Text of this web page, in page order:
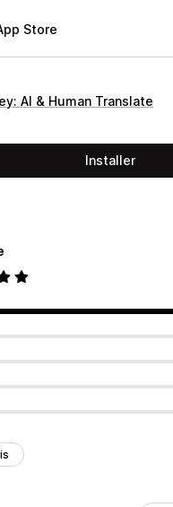
Store
AI & Human Translate
Installer